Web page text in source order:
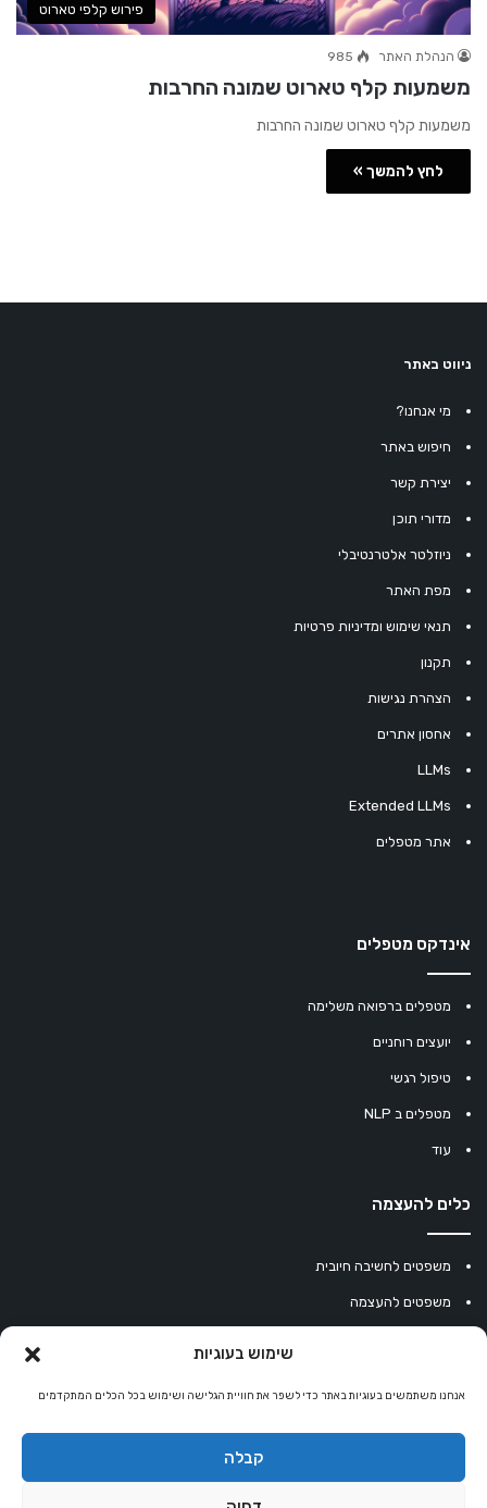
שימוש בעוגיות
אנחנו משתמשים בעוגיות באתר כדי לשפר את חוויית הגלישה ושימוש בכל הכלים המתקדמים
קבלה
פירוש קלפי טארוט
הנהלת האתר 985
משמעות קלף טארוט שמונה החרבות
משמעות קלף טארוט שמונה החרבות
לחץ להמשך »
ניווט באתר
מי אנחנו?
חיפוש באתר
יצירת קשר
מדורי תוכן
ניוזלטר אלטרנטיבלי
מפת האתר
תנאי שימוש ומדיניות פרטיות
תקנון
הצהרת נגישות
אחסון אתרים
LLMs
Extended LLMs
אתר מטפלים
אינדקס מטפלים
מטפלים ברפואה משלימה
יועצים רוחניים
טיפול רגשי
מטפלים ב NLP
עוד
כלים להעצמה
משפטים לחשיבה חיובית
משפטים להעצמה